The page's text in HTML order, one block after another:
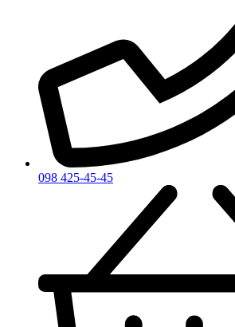
098 425-45-45